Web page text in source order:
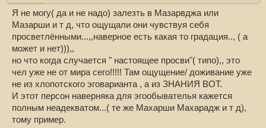
Я не могу( да и не надо) залезть в Мазарвджа или
Мазарши и т д, что ощущали они чувствуя себя
просветлёнными...,,наверное есть какая то градация.., ( а
может и нет))),,
но что когда случается " настоящее просви"( типо),, это
чел уже не от мира сего!!!!! Там ощущение/ доживание уже
не из хлопотского эговарианта , а из ЗНАНИЯ ВОТ.
И этот персон наверняка для эгообывателья кажется
полным неадекватом...( те же Махарши Махарадж и т д),
тому пример.